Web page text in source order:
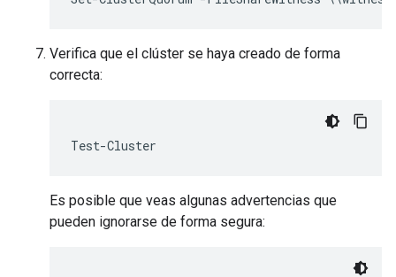
Verifica que el clúster se haya creado de forma
correcta:
Es posible que veas algunas advertencias que
pueden ignorarse de forma segura: